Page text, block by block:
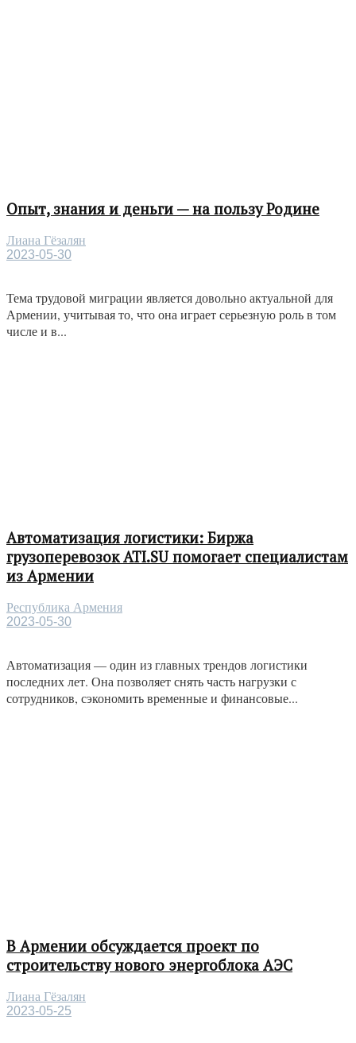
Опыт, знания и деньги — на пользу Родине
Лиана Гёзалян
2023-05-30
Тема трудовой миграции является довольно актуальной для
Армении, учитывая то, что она играет серьезную роль в том
числе и в...
Автоматизация логистики: Биржа
грузоперевозок ATI.SU помогает специалистам
из Армении
Республика Армения
2023-05-30
Автоматизация — один из главных трендов логистики
последних лет. Она позволяет снять часть нагрузки с
сотрудников, сэкономить временные и финансовые...
В Армении обсуждается проект по
строительству нового энергоблока АЭС
Лиана Гёзалян
2023-05-25